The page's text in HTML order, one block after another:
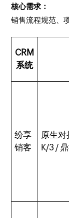
核心需求：
销售流程规范、
CRM
系统
纷享
销客
原生对
K/3 /